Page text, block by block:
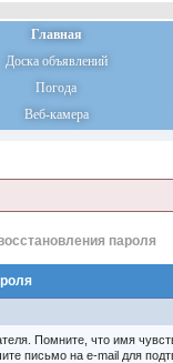
Главная
Доска объявлений
Погода
Веб-камера
пароля
Помните, что имя
письмо на e-mail для